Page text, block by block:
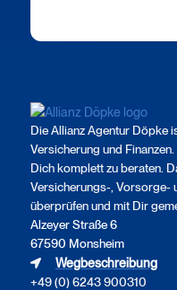
Die Allianz Agentur Döpke
Versicherung und
Dich komplett zu beraten.
Versicherungs-, Vorsorge-
überprüfen und mit Dir
Alzeyer Straße 6
67590 Monsheim
Wegbeschreibung
+49 (0) 6243 900310